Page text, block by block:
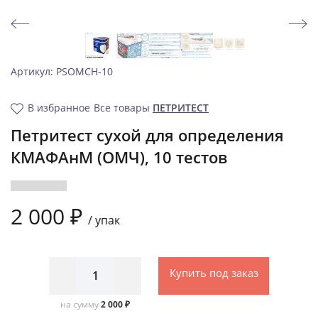
Артикул: PSOMCH-10
В избранное Все товары ПЕТРИТЕСТ
Петритест сухой для определения
КМАФАнМ (ОМЧ), 10 тестов
2 000 ₽ /упак
на сумму2 000 ₽
Купить под заказ